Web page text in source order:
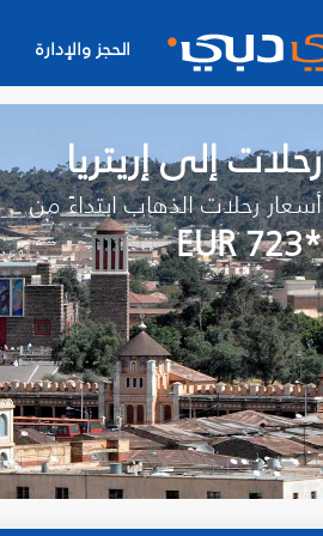
الحجز والإدارة
رحلات إلى إريتريا
أسعار رحلات الذهاب ابتداءً من
*EUR 723